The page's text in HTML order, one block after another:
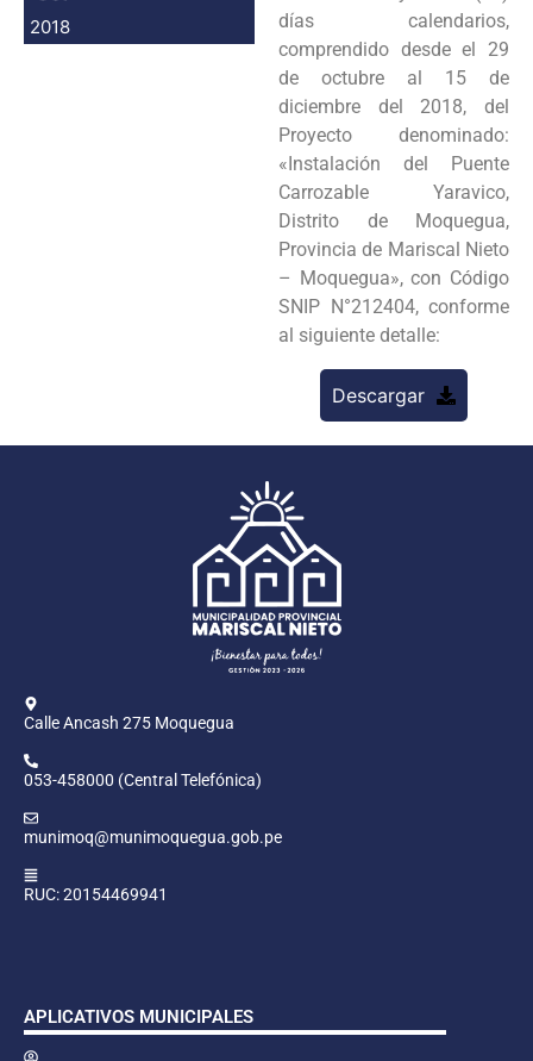
2018
días calendarios,
comprendido desde el 29
de octubre al 15 de
diciembre del 2018, del
Proyecto denominado:
«Instalación del Puente
Carrozable Yaravico,
Distrito de Moquegua,
Provincia de Mariscal Nieto
– Moquegua», con Código
SNIP N°212404, conforme
al siguiente detalle:
Descargar
Calle Ancash 275 Moquegua
053-458000 (Central Telefónica)
munimoq@munimoquegua.gob.pe
RUC: 20154469941
APLICATIVOS MUNICIPALES